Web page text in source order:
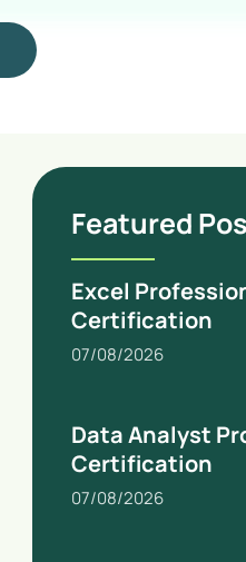
Featured
Excel
Certification
07/08/2026
Data Analyst
Certification
07/08/2026